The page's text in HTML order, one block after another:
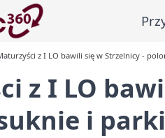
z I LO bawili się w Strzelnicy -
z I LO
i